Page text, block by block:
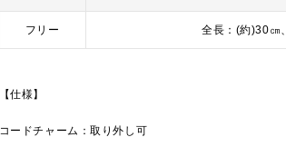
フリー 全長：(約)30㎝
【仕様】
コードチャーム：取り外し可